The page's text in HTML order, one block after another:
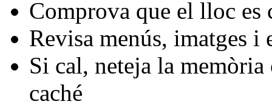
Comprova que el lloc es
Revisa menús, imatges i
Si cal, neteja la
caché